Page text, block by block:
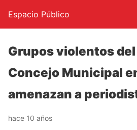
Espacio Público
Grupos violentos
Concejo Municipal
amenazan a
hace 10 años